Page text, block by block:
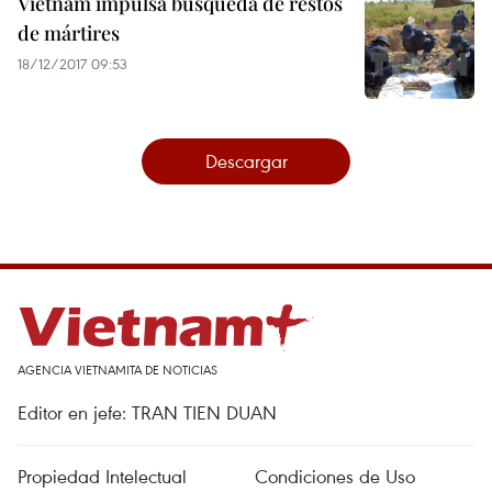
de mártires
18/12/2017 09:53
Descargar
AGENCIA VIETNAMITA DE NOTICIAS
Editor en jefe: TRAN TIEN DUAN
Propiedad Intelectual Condiciones de Uso